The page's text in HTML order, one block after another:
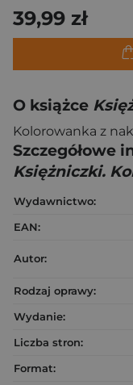
39,99 zł
O książce
Kolorowanka z
Szczegółowe
Księżniczki.
Wydawnictwo:
EAN:
Autor:
Rodzaj oprawy:
Wydanie:
Liczba stron:
Format: